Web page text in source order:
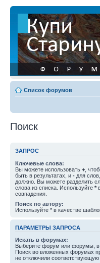
Список форумов
Поиск
ЗАПРОС
Ключевые слова:
Вы можете использовать + ,
быть в результатах, и - для
должно. Вы можете разделить
слова из списка. Используйте *
совпадения.
Поиск по автору:
Используйте * в качестве
ПАРАМЕТРЫ ЗАПРОСА
Искать в форумах:
Выберите форум или форумы, в
Поиск во вложенных форумах
не отключили соответствующую